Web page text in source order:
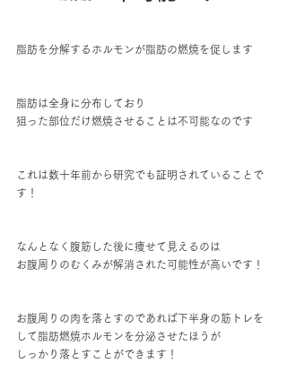
脂肪を分解するホルモンが脂肪の燃焼を促します
脂肪は全身に分布しており
狙った部位だけ燃焼させることは不可能なのです
これは数十年前から研究でも証明されていることで
す！
なんとなく腹筋した後に痩せて見えるのは
お腹周りのむくみが解消された可能性が高いです！
お腹周りの肉を落とすのであれば下半身の筋トレを
して脂肪燃焼ホルモンを分泌させたほうが
しっかり落とすことができます！